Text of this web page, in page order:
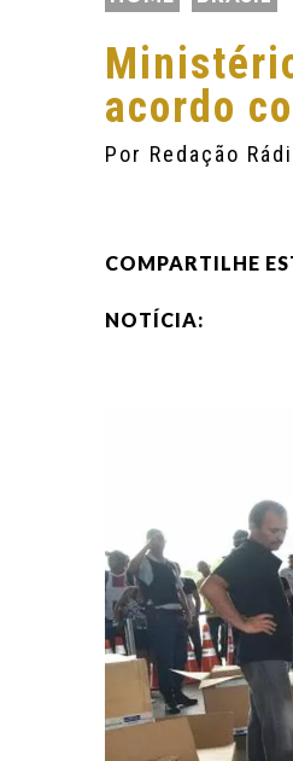
acordo
Por Redação
COMPARTILHE
NOTÍCIA: